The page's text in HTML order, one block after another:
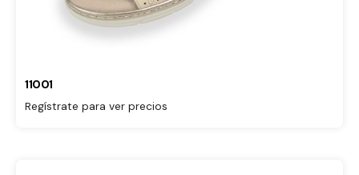
11001
Regístrate para ver precios